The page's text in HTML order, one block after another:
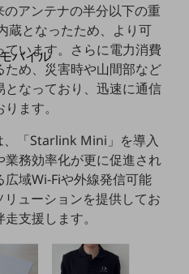
バイル
アンテナの半分以下の重
蔵となったため、より可
います。さらに電力消費
め、災害時や山間部など
なっており、迅速に通信
ます。
、「Starlink Mini」を導入
務効率化が更に促進され
域Wi-Fiや外線発信可能
ューションを提供してお
支援します。